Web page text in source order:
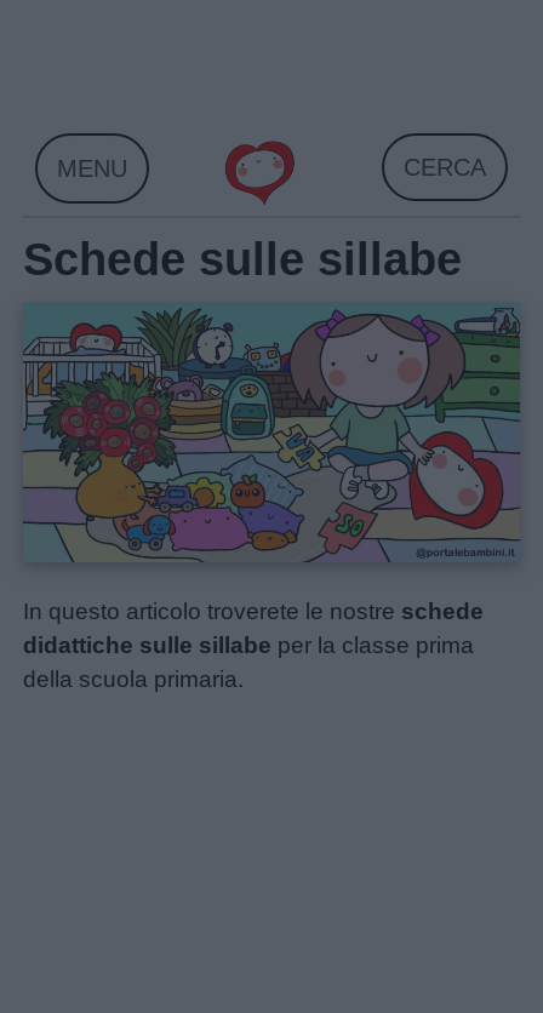
MENU CERCA
Schede sulle sillabe
In questo articolo troverete le nostre schede
didattiche sulle sillabe per la classe prima
della scuola primaria.